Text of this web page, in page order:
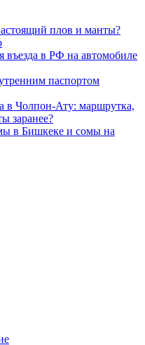
плов и манты?
въезда в РФ на автомобиле
паспортом
в Чолпон-Ату: маршрутка,
заранее?
в Бишкеке и сомы на